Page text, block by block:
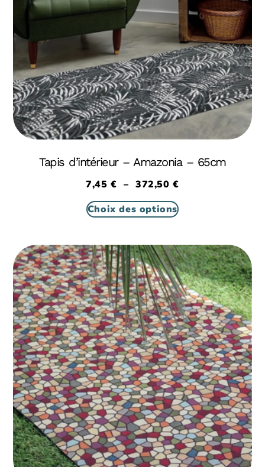
Tapis d’intérieur – Amazonia – 65cm
7,45€ – 372,50€
Choix des options